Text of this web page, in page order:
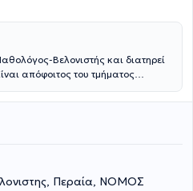
Βελονιστής και διατηρεί
απόφοιτος του τμήματος
Παθολόγου το 1982. Επίσης, είναι
degli Studi di Camerino στο
βελονισμό, όπου ολοκληρώνοντας
το 1993 το Δίπλωμα Ιατρικού
for Peace and Development
Περαία, ΝΟΜΟΣ